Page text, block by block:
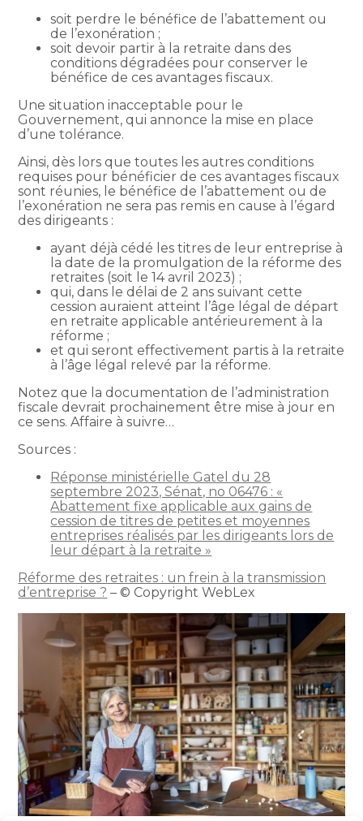
soit perdre le bénéfice de l’abattement ou
de l’exonération ;
soit devoir partir à la retraite dans des
conditions dégradées pour conserver le
bénéfice de ces avantages fiscaux.
Une situation inacceptable pour le
Gouvernement, qui annonce la mise en place
d’une tolérance.
Ainsi, dès lors que toutes les autres conditions
requises pour bénéficier de ces avantages fiscaux
sont réunies, le bénéfice de l’abattement ou de
l’exonération ne sera pas remis en cause à l’égard
des dirigeants :
ayant déjà cédé les titres de leur entreprise à
la date de la promulgation de la réforme des
retraites (soit le 14 avril 2023) ;
qui, dans le délai de 2 ans suivant cette
cession auraient atteint l’âge légal de départ
en retraite applicable antérieurement à la
réforme ;
et qui seront effectivement partis à la retraite
à l’âge légal relevé par la réforme.
Notez que la documentation de l’administration
fiscale devrait prochainement être mise à jour en
ce sens. Affaire à suivre…
Sources :
Réponse ministérielle Gatel du 28
septembre 2023, Sénat, no 06476 : «
Abattement fixe applicable aux gains de
cession de titres de petites et moyennes
entreprises réalisés par les dirigeants lors de
leur départ à la retraite »
Réforme des retraites : un frein à la transmission
d’entreprise ? – © Copyright WebLex